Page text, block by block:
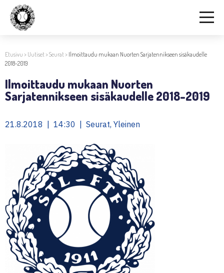
Etusivu > Uutiset>Seurat> Ilmoittaudu mukaan Nuorten Sarjatennikseen sisäkaudelle
2018-2019
Ilmoittaudu mukaan Nuorten
Sarjatennikseen sisäkaudelle 2018-2019
21.8.2018 | 14:30 | Seurat, Yleinen